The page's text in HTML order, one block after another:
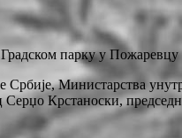
парку у Пожаревцу
Србије, Министарства
Крстаноски,